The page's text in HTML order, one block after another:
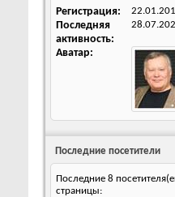
Регистрация
Последняя
активность
Аватар
Последние посетители
Последние 8
страницы: